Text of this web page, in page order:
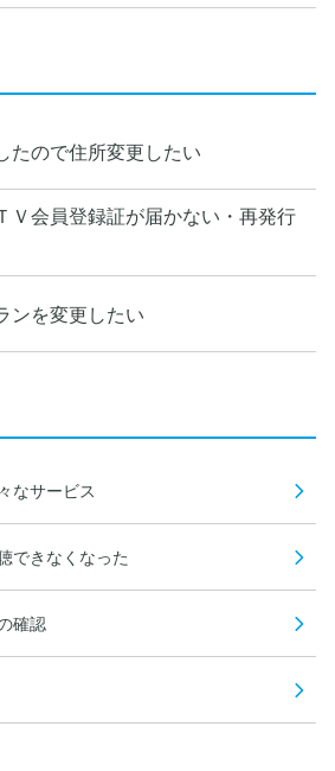
たので住所変更したい
Ｖ会員登録証が届かない・再発行
ンを変更したい
なサービス
できなくなった
確認